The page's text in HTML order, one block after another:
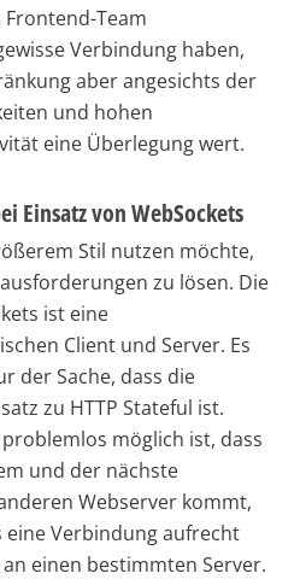
Frontend-Team
Verbindung haben,
aber angesichts der
und hohen
eine Überlegung wert.
Einsatz von WebSockets
Stil nutzen möchte,
zu lösen. Die
ist eine
Client und Server. Es
der Sache, dass die
zu HTTP Stateful ist.
möglich ist, dass
und der nächste
Webserver kommt,
eine Verbindung aufrecht
einen bestimmten Server.